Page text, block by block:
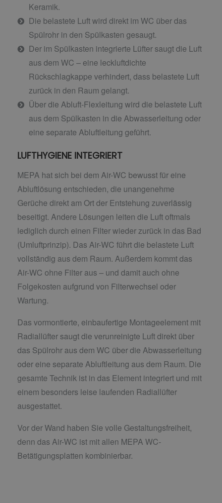
Keramik.
Die belastete Luft wird direkt im WC über das
Spülrohr in den Spülkasten gesaugt.
Der im Spülkasten integrierte Lüfter saugt die Luft
aus dem WC – eine leckluftdichte
Rückschlagkappe verhindert, dass belastete Luft
zurück in den Raum gelangt.
Über die Abluft-Flexleitung wird die belastete Luft
aus dem Spülkasten in die Abwasserleitung oder
eine separate Abluftleitung geführt.
LUFTHYGIENE INTEGRIERT
MEPA hat sich bei dem Air-WC bewusst für eine
Abluftlösung entschieden, die unangenehme
Gerüche direkt am Ort der Entstehung zuverlässig
beseitigt. Andere Lösungen leiten die Luft oftmals
lediglich durch einen Filter wieder zurück in das Bad
(Umluftprinzip). Das Air-WC führt die belastete Luft
vollständig aus dem Raum. Außerdem kommt das
Air-WC ohne Filter aus – und damit auch ohne
Folgekosten aufgrund von Filterwechsel oder
Wartung.
Das vormontierte, einbaufertige Montageelement mit
Radiallüfter saugt die verunreinigte Luft direkt über
das Spülrohr aus dem WC über die Abwasserleitung
oder eine separate Abluftleitung aus dem Raum. Die
gesamte Technik ist in das Element integriert und mit
einem besonders leise laufenden Radiallüfter
ausgestattet.
Vor der Wand haben Sie volle Gestaltungsfreiheit,
denn das Air-WC ist mit allen MEPA WC-
Betätigungsplatten kombinierbar.